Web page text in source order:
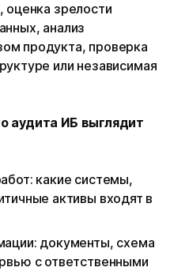
оценка зрелости
анализ
продукта, проверка
или независимая
аудита ИБ выглядит
какие системы,
активы входят в
документы, схема
с ответственными